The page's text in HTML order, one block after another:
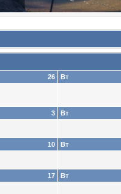
26 Вт
3 Вт
10 Вт
17 Вт